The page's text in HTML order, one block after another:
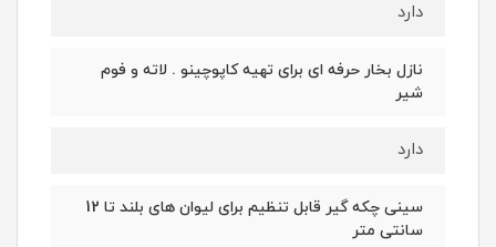
دارد
نازل بخار حرفه ای برای تهیه کاپوچینو . لاته و فوم
شیر
دارد
سینی چکه گیر قابل تنظیم برای لیوان های بلند تا 12
سانتی متر